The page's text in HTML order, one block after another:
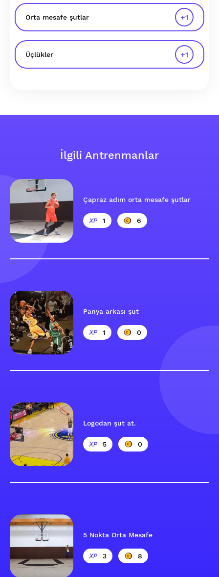
Orta mesafe şutlar +1
Üçlükler +1
İlgili Antrenmanlar
Çapraz adım orta mesafe şutlar
1 6
Panya arkası şut
1 0
Logodan şut at.
5 0
5 Nokta Orta Mesafe
3 8